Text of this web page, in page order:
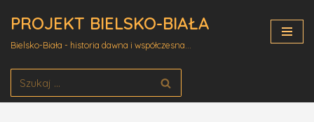
treści
PROJEKT BIELSKO-BIAŁA
Bielsko-Biała - historia dawna i współczesna...